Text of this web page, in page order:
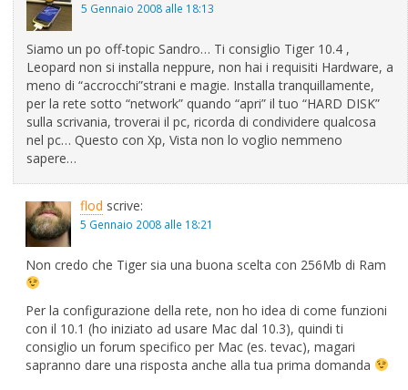
5 Gennaio 2008 alle 18:13
Siamo un po off-topic Sandro… Ti consiglio Tiger 10.4 ,
Leopard non si installa neppure, non hai i requisiti Hardware, a
meno di “accrocchi”strani e magie. Installa tranquillamente,
per la rete sotto “network” quando “apri” il tuo “HARD DISK”
sulla scrivania, troverai il pc, ricorda di condividere qualcosa
nel pc… Questo con Xp, Vista non lo voglio nemmeno
sapere…
flod scrive:
5 Gennaio 2008 alle 18:21
Non credo che Tiger sia una buona scelta con 256Mb di Ram
Per la configurazione della rete, non ho idea di come funzioni
con il 10.1 (ho iniziato ad usare Mac dal 10.3), quindi ti
consiglio un forum specifico per Mac (es. tevac), magari
sapranno dare una risposta anche alla tua prima domanda